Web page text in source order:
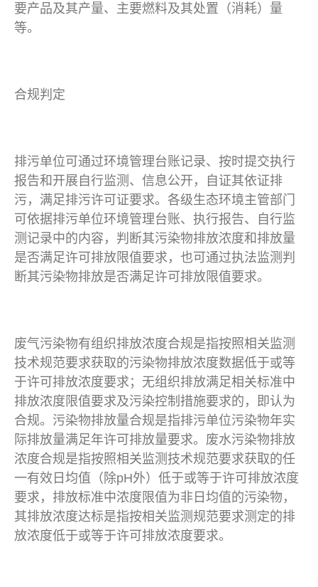
要产品及其产量、主要燃料及其处置（消耗）量
等。
合规判定
排污单位可通过环境管理台账记录、按时提交执行
报告和开展自行监测、信息公开，自证其依证排
污，满足排污许可证要求。各级生态环境主管部门
可依据排污单位环境管理台账、执行报告、自行监
测记录中的内容，判断其污染物排放浓度和排放量
是否满足许可排放限值要求，也可通过执法监测判
断其污染物排放是否满足许可排放限值要求。
废气污染物有组织排放浓度合规是指按照相关监测
技术规范要求获取的污染物排放浓度数据低于或等
于许可排放浓度要求；无组织排放满足相关标准中
排放浓度限值要求及污染控制措施要求的，即认为
合规。污染物排放量合规是指排污单位污染物年实
际排放量满足年许可排放量要求。废水污染物排放
浓度合规是指按照相关监测技术规范要求获取的任
一有效日均值（除pH外）低于或等于许可排放浓度
要求，排放标准中浓度限值为非日均值的污染物，
其排放浓度达标是指按相关监测规范要求测定的排
放浓度低于或等于许可排放浓度要求。